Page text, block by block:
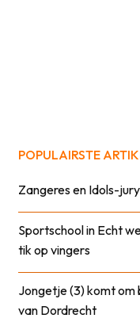
POPULAIRSTE
Zangeres en Idols-
Sportschool in Echt
tik op vingers
Jongetje (3) komt om
van Dordrecht